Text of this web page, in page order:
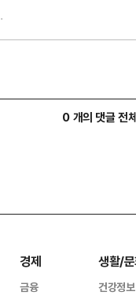
0 개의 댓글 전
경제
금융
생활/
건강정보